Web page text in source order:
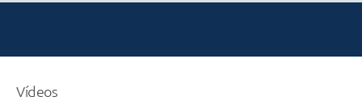
Vídeos